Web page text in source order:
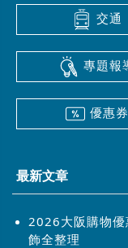
交通
專題報
優惠券
最新文章
2026大阪購物優
飾全整理